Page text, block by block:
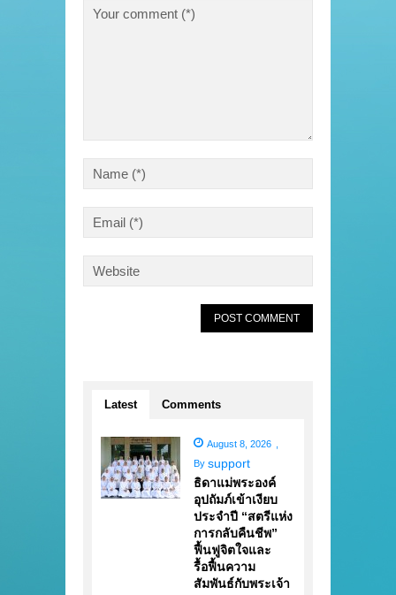
Latest Comments
August 8, 2026
By support
ธิดาแม่พระองค์
อุปถัมภ์เข้าเงียบ
ประจำปี “สตรีแห่ง
การกลับคืนชีพ”
ฟื้นฟูจิตใจและ
รื้อฟื้นความ
สัมพันธ์กับพระเจ้า